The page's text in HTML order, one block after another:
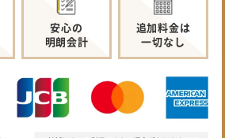
安心の
明朗会計
追加料金は
一切なし